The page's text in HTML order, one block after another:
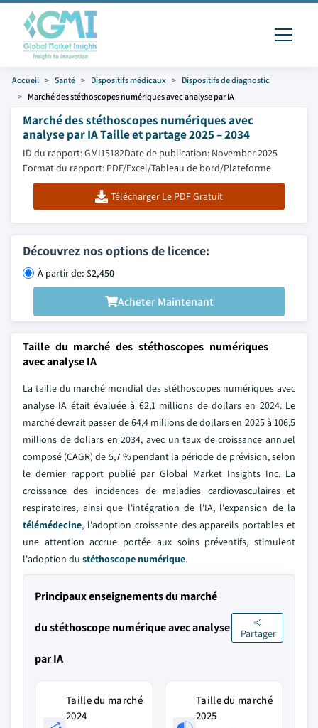
Accueil Santé Dispositifs médicaux
Dispositifs de diagnostic
Marché des stéthoscopes numériques avec analyse par IA
Marché des stéthoscopes numériques avec
analyse par IA Taille et partage 2025 – 2034
ID du rapport: GMI15182Date de publication: November 2025
Format du rapport: PDF/Excel/Tableau de bord/Plateforme
Télécharger Le PDF Gratuit
Découvrez nos options de licence:
À partir de: $2,450
Acheter Maintenant
Taille du marché des stéthoscopes numériques
avec analyse IA
La taille du marché mondial des stéthoscopes numériques avec
analyse IA était évaluée à 62,1 millions de dollars en 2024. Le
marché devrait passer de 64,4 millions de dollars en 2025 à 106,5
millions de dollars en 2034, avec un taux de croissance annuel
composé (CAGR) de 5,7 % pendant la période de prévision, selon
le dernier rapport publié par Global Market Insights Inc. La
croissance des incidences de maladies cardiovasculaires et
respiratoires, ainsi que l'intégration de l'IA, l'expansion de la
télémédecine, l'adoption croissante des appareils portables et
une attention accrue portée aux soins préventifs, stimulent
l'adoption du stéthoscope numérique.
Principaux enseignements du marché
du stéthoscope numérique avec analyse
par IA
Partager
Taille du marché
2024
Taille du marché
2025